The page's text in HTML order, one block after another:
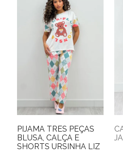
PIJAMA TRÊS PEÇAS
BLUSA, CALÇA E
SHORTS URSINHA LIZ